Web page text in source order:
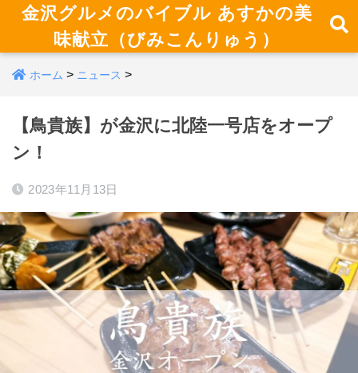
金沢グルメのバイブル あすかの美
味献立（びみこんりゅう）
ホーム > ニュース >
【鳥貴族】が金沢に北陸一号店をオープ
ン！
2023年11月13日